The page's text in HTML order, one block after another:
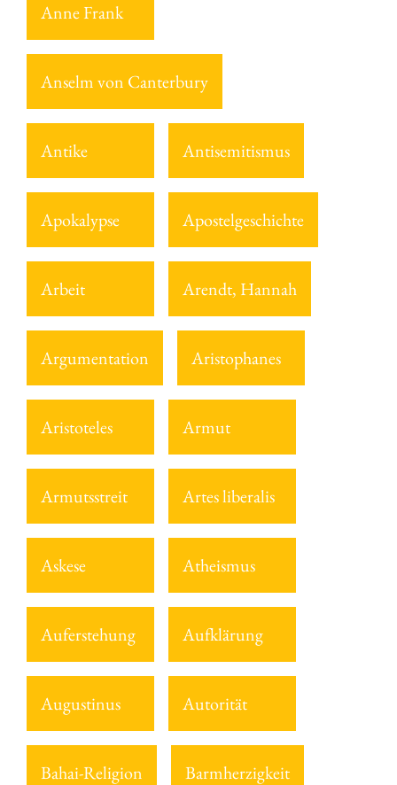
Anne Frank
Anselm von Canterbury
Antike Antisemitismus
Apokalypse Apostelgeschichte
Arbeit Arendt, Hannah
Argumentation Aristophanes
Aristoteles Armut
Armutsstreit Artes liberalis
Askese Atheismus
Auferstehung Aufklärung
Augustinus Autorität
Bahai-Religion Barmherzigkeit